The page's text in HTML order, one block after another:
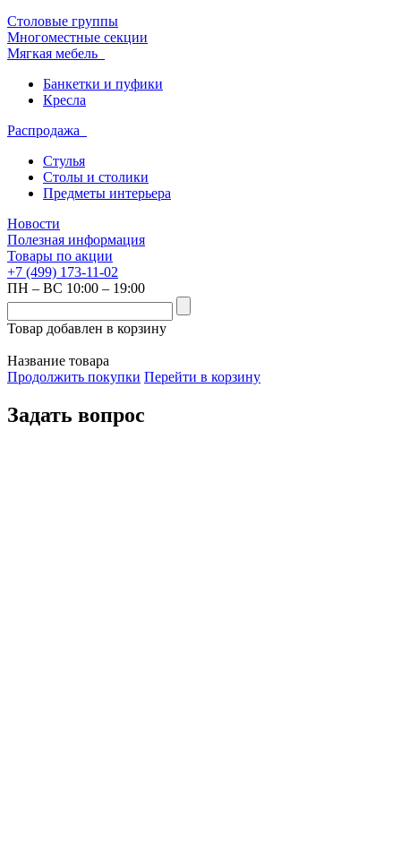
Столовые группы
Многоместные секции
Мягкая мебель
Банкетки и пуфики
Кресла
Распродажа
Стулья
Столы и столики
Предметы интерьера
Новости
Полезная информация
Товары по акции
+7 (499) 173-11-02
ПН – ВС 10:00 – 19:00
Товар добавлен в корзину
Название товара
Продолжить покупки Перейти в корзину
Задать вопрос